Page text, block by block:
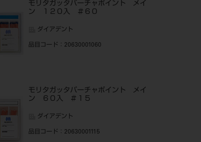
モリタガッタパーチャポイント メイ
ン １２０入 ＃６０
ダイアデント
品目コード ：20630001060
モリタガッタパーチャポイント メイ
ン ６０入 ＃１５
ダイアデント
品目コード ：20630001115